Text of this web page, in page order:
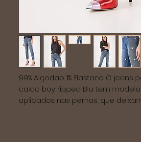
99% Algodao 1% Elastano O
calca boy ripped Bia tem
aplicados nas pernas, que